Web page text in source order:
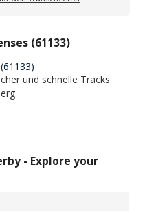
(61133)
und schnelle Tracks
- Explore your